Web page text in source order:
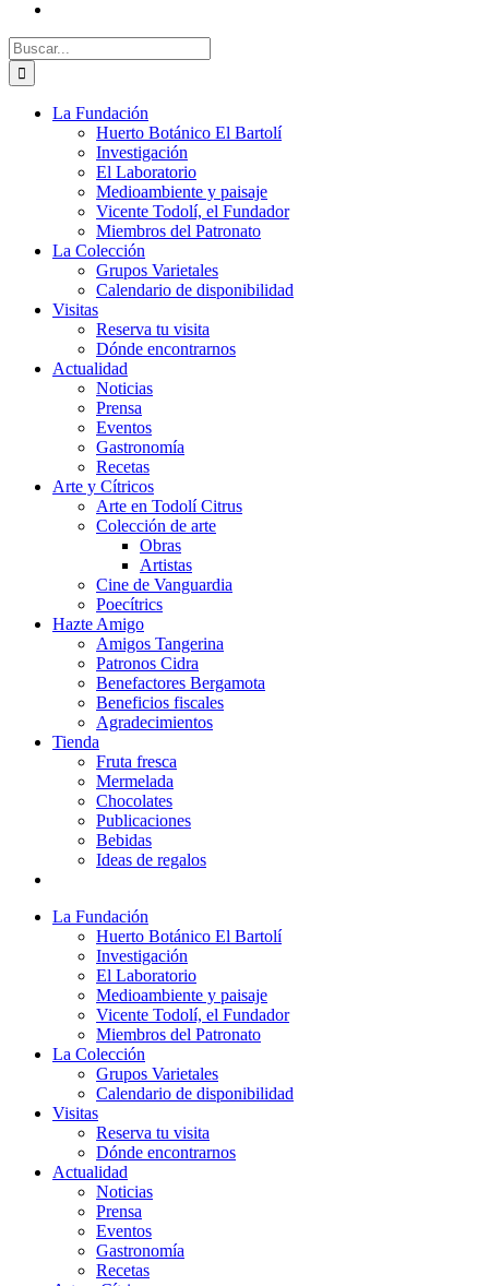
Buscar:
La Fundación
Huerto Botánico El Bartolí
Investigación
El Laboratorio
Medioambiente y paisaje
Vicente Todolí, el Fundador
Miembros del Patronato
La Colección
Grupos Varietales
Calendario de disponibilidad
Visitas
Reserva tu visita
Dónde encontrarnos
Actualidad
Noticias
Prensa
Eventos
Gastronomía
Recetas
Arte y Cítricos
Arte en Todolí Citrus
Colección de arte
Obras
Artistas
Cine de Vanguardia
Poecítrics
Hazte Amigo
Amigos Tangerina
Patronos Cidra
Benefactores Bergamota
Beneficios fiscales
Agradecimientos
Tienda
Fruta fresca
Mermelada
Chocolates
Publicaciones
Bebidas
Ideas de regalos
La Fundación
Huerto Botánico El Bartolí
Investigación
El Laboratorio
Medioambiente y paisaje
Vicente Todolí, el Fundador
Miembros del Patronato
La Colección
Grupos Varietales
Calendario de disponibilidad
Visitas
Reserva tu visita
Dónde encontrarnos
Actualidad
Noticias
Prensa
Eventos
Gastronomía
Recetas